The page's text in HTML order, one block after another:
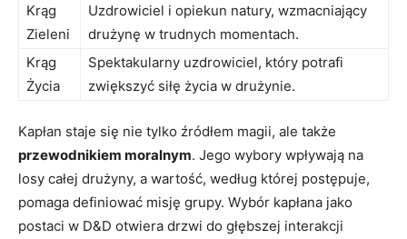
Krąg
Zieleni
Uzdrowiciel i opiekun natury, wzmacniający
drużynę w trudnych momentach.
Krąg
Życia
Spektakularny uzdrowiciel, który potrafi
zwiększyć siłę życia w drużynie.
Kapłan staje się nie tylko źródłem magii, ale także
przewodnikiem moralnym. Jego wybory wpływają na
losy całej drużyny, a wartość, według której postępuje,
pomaga definiować misję grupy. Wybór kapłana jako
postaci w D&D otwiera drzwi do głębszej interakcji